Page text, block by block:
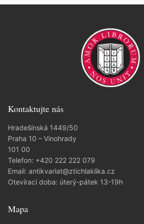
Kontaktujte nás
Hradešínská 1449/50
Praha 10 – Vinohrady
101 00
Telefon: +420 222 222 079
Email: antikvariat@ztichlaklika.cz
Otevírací doba: úterý-pátek 13-19h
Mapa